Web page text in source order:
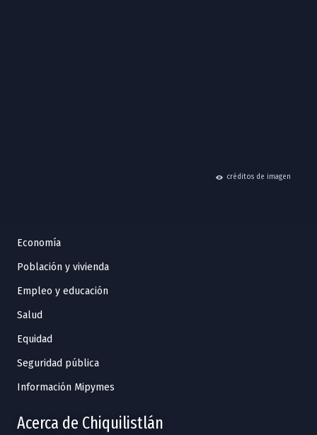
hide
créditos de imagen
Economía
Población y vivienda
Empleo y educación
Salud
Equidad
Seguridad pública
Información Mipymes
Acerca de Chiquilistlán